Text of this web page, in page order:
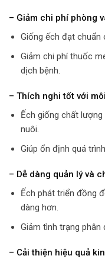
– Giảm chi phí phòng
Giống ếch đạt
Giảm chi phí thuốc
dịch bệnh.
– Thích nghi tốt với
Ếch giống chất
nuôi.
Giúp ổn định quá
– Dễ dàng quản lý và
Ếch phát triển đồng
dàng hơn.
Giảm tình trạng
– Cải thiện hiệu quả